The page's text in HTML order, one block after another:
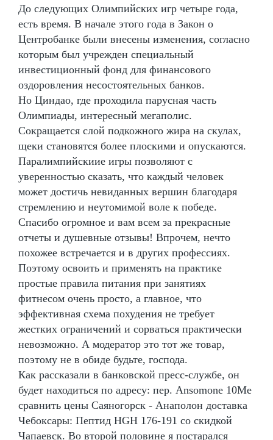
До следующих Олимпийских игр четыре года,
есть время. В начале этого года в Закон о
Центробанке были внесены изменения, согласно
которым был учрежден специальный
инвестиционный фонд для финансового
оздоровления несостоятельных банков.
Но Циндао, где проходила парусная часть
Олимпиады, интересный мегаполис.
Сокращается слой подкожного жира на скулах,
щеки становятся более плоскими и опускаются.
Паралимпийскиие игры позволяют с
уверенностью сказать, что каждый человек
может достичь невиданных вершин благодаря
стремлению и неутомимой воле к победе.
Спасибо огромное и вам всем за прекрасные
отчеты и душевные отзывы! Впрочем, нечто
похожее встречается и в других профессиях.
Поэтому освоить и применять на практике
простые правила питания при занятиях
фитнесом очень просто, а главное, что
эффективная схема похудения не требует
жестких ограничений и сорваться практически
невозможно. А модератор это тот же товар,
поэтому не в обиде будьте, господа.
Как рассказали в банковской пресс-службе, он
будет находиться по адресу: пер. Ansomone 10Me
сравнить цены Саяногорск - Анаполон доставка
Чебоксары: Пептид HGH 176-191 со скидкой
Чапаевск. Во второй половине я постарался